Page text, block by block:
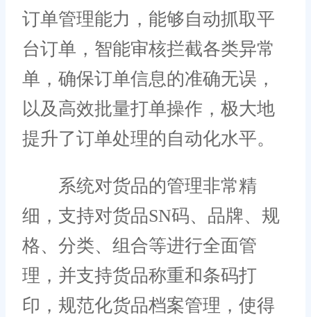
订单管理能力，能够自动抓取平
台订单，智能审核拦截各类异常
单，确保订单信息的准确无误，
以及高效批量打单操作，极大地
提升了订单处理的自动化水平。
系统对货品的管理非常精
细，支持对货品SN码、品牌、规
格、分类、组合等进行全面管
理，并支持货品称重和条码打
印，规范化货品档案管理，使得